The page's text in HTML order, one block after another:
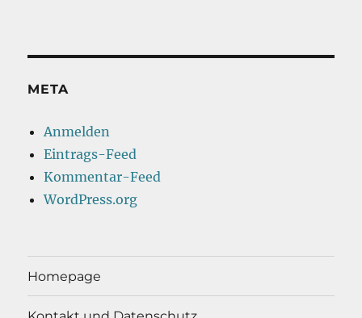
META
Anmelden
Eintrags-Feed
Kommentar-Feed
WordPress.org
Homepage